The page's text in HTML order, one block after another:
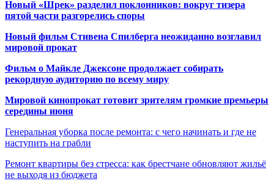
Новый «Шрек» разделил поклонников: вокруг тизера
пятой части разгорелись споры
Новый фильм Стивена Спилберга неожиданно возглавил
мировой прокат
Фильм о Майкле Джексоне продолжает собирать
рекордную аудиторию по всему миру
Мировой кинопрокат готовит зрителям громкие премьеры
середины июня
Генеральная уборка после ремонта: с чего начинать и где не
наступить на грабли
Ремонт квартиры без стресса: как брестчане обновляют жильё
не выходя из бюджета